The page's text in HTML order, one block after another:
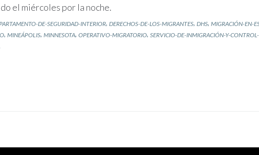
el miércoles por la noche.
DE-SEGURIDAD-INTERIOR, DERECHOS-DE-LOS-MIGRANTES, DHS, MIGRACIÓN-EN-
, MINEÁPOLIS, MINNESOTA, OPERATIVO-MIGRATORIO, SERVICIO-DE-INMIGRACIÓN-Y-